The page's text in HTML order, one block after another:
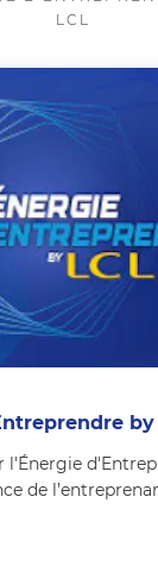
LCL
by
l'Énergie
de